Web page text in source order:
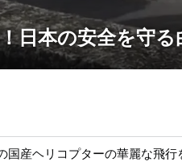
日本の安全を守
国産ヘリコプターの華麗な飛